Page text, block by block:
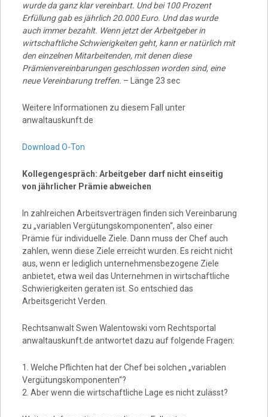
wurde da ganz klar vereinbart. Und bei 100 Prozent
Erfüllung gab es jährlich 20.000 Euro. Und das wurde
auch immer bezahlt. Wenn jetzt der Arbeitgeber in
wirtschaftliche Schwierigkeiten geht, kann er natürlich mit
den einzelnen Mitarbeitenden, mit denen diese
Prämienvereinbarungen geschlossen worden sind, eine
neue Vereinbarung treffen. – Länge 23 sec
Weitere Informationen zu diesem Fall unter
anwaltauskunft.de
Download O-Ton
Kollegengespräch: Arbeitgeber darf nicht einseitig
von jährlicher Prämie abweichen
In zahlreichen Arbeitsverträgen finden sich Vereinbarung
zu „variablen Vergütungskomponenten“, also einer
Prämie für individuelle Ziele. Dann muss der Chef auch
zahlen, wenn diese Ziele erreicht wurden. Es reicht nicht
aus, wenn er lediglich unternehmensbezogene Ziele
anbietet, etwa weil das Unternehmen in wirtschaftliche
Schwierigkeiten geraten ist. So entschied das
Arbeitsgericht Verden.
Rechtsanwalt Swen Walentowski vom Rechtsportal
anwaltauskunft.de antwortet dazu auf folgende Fragen:
1. Welche Pflichten hat der Chef bei solchen „variablen
Vergütungskomponenten“?
2. Aber wenn die wirtschaftliche Lage es nicht zulässt?